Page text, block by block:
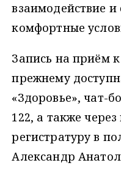
взаимодействие
комфортные
Запись на приём
прежнему
«Здоровье», чат-
122, а также
регистратуру в
Александр